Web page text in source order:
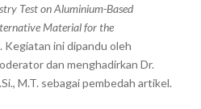
Test on Aluminium-Based
Material for the
. Kegiatan ini dipandu oleh
dan menghadirkan Dr.
M.T. sebagai pembedah artikel.